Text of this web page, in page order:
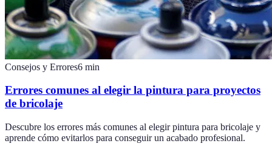
Consejos y Errores6 min
Errores comunes al elegir la pintura para proyectos
de bricolaje
Descubre los errores más comunes al elegir pintura para bricolaje y
aprende cómo evitarlos para conseguir un acabado profesional.